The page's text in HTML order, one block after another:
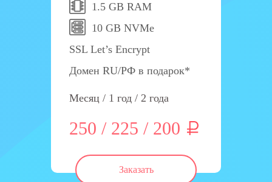
1.5 GB RAM
10 GB NVMe
SSL Let’s Encrypt
Домен RU/РФ в подарок*
Месяц / 1 год / 2 года
250 / 225 / 200
Заказать